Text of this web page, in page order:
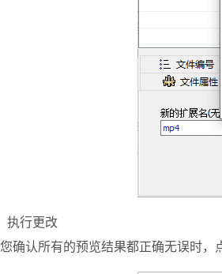
执行更改
确认所有的预览结果都正确无误时，